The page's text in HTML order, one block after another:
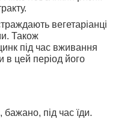
вегетаріанці
Також
під час вживання
в цей період його
бажано, під час їди.